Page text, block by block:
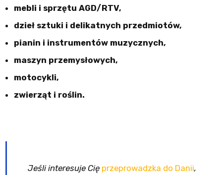
mebli i sprzętu AGD/RTV,
dzieł sztuki i delikatnych przedmiotów,
pianin i instrumentów muzycznych,
maszyn przemysłowych,
motocykli,
zwierząt i roślin.
Jeśli interesuje Cię przeprowadzka do Danii,